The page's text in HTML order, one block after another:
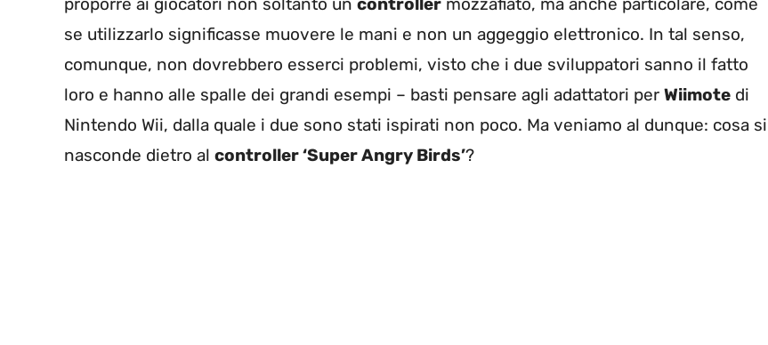
se utilizzarlo significasse muovere le mani e non un aggeggio elettronico. In tal senso,
comunque, non dovrebbero esserci problemi, visto che i due sviluppatori sanno il fatto
loro e hanno alle spalle dei grandi esempi – basti pensare agli adattatori per Wiimote di
Nintendo Wii, dalla quale i due sono stati ispirati non poco. Ma veniamo al dunque: cosa si
nasconde dietro al controller ‘Super Angry Birds’?